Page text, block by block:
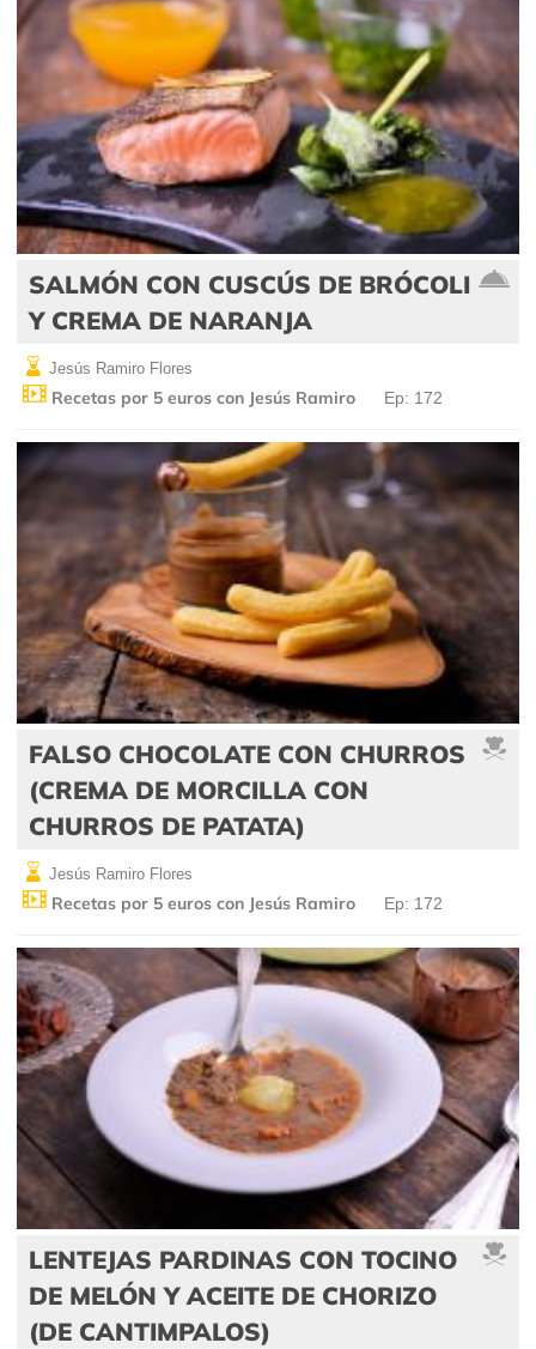
SALMÓN CON CUSCÚS DE BRÓCOLI
Y CREMA DE NARANJA
Jesús Ramiro Flores
Recetas por 5 euros con Jesús Ramiro Ep: 172
FALSO CHOCOLATE CON CHURROS
(CREMA DE MORCILLA CON
CHURROS DE PATATA)
Jesús Ramiro Flores
Recetas por 5 euros con Jesús Ramiro Ep: 172
LENTEJAS PARDINAS CON TOCINO
DE MELÓN Y ACEITE DE CHORIZO
(DE CANTIMPALOS)